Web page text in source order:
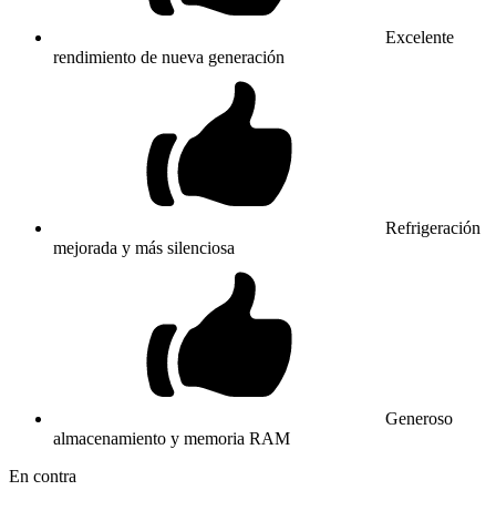
Excelente
rendimiento de nueva generación
Refrigeración
mejorada y más silenciosa
Generoso
almacenamiento y memoria RAM
En contra